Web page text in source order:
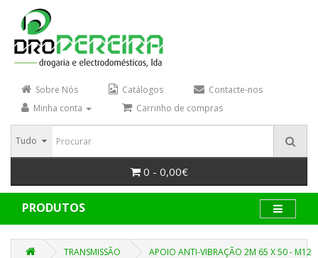
Sobre Nós Catálogos
Contacte-nos
Minha conta
Carrinho de compras
Tudo
0 - 0,00€
PRODUTOS
TRANSMISSÃO APOIO ANTI-VIBRAÇÃO 2M 65 X 50 - M12